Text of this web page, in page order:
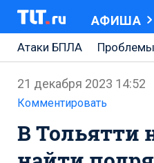
АФИША
Атаки БПЛА
АВТОВАЗ
Ремонт Центральной
Ремонт Обводного
Набережная Тольятти
21 декабря 2023 14:52
Комментировать
В Тольятти